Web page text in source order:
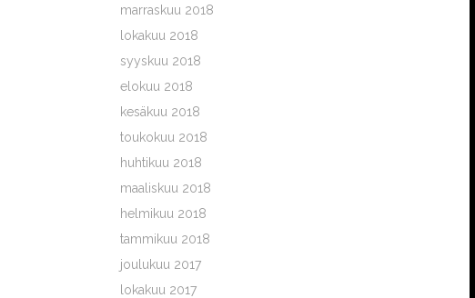
marraskuu 2018
lokakuu 2018
syyskuu 2018
elokuu 2018
kesäkuu 2018
toukokuu 2018
huhtikuu 2018
maaliskuu 2018
helmikuu 2018
tammikuu 2018
joulukuu 2017
lokakuu 2017